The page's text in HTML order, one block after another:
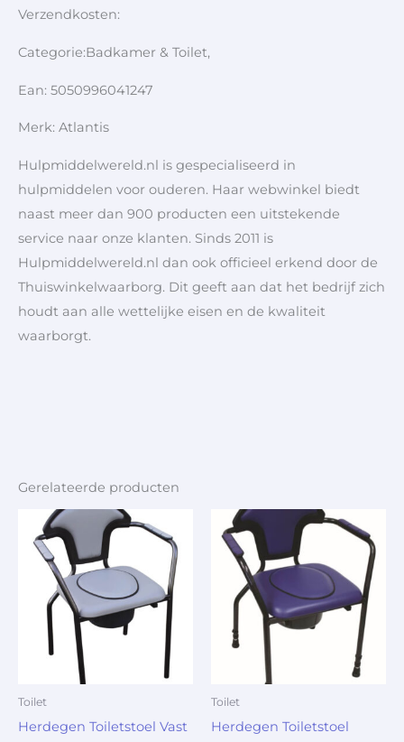
Verzendkosten:
Categorie:Badkamer & Toilet,
Ean: 5050996041247
Merk: Atlantis
Hulpmiddelwereld.nl is gespecialiseerd in
hulpmiddelen voor ouderen. Haar webwinkel biedt
naast meer dan 900 producten een uitstekende
service naar onze klanten. Sinds 2011 is
Hulpmiddelwereld.nl dan ook officieel erkend door de
Thuiswinkelwaarborg. Dit geeft aan dat het bedrijf zich
houdt aan alle wettelijke eisen en de kwaliteit
waarborgt.
Gerelateerde producten
Toilet
Herdegen Toiletstoel Vast
Toilet
Herdegen Toiletstoel